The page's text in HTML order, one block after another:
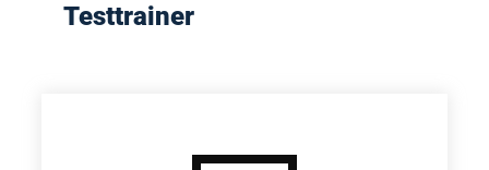
Testtrainer